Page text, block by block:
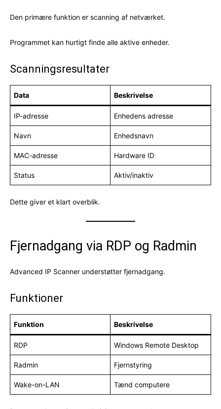
Den primære funktion er scanning af netværket.
Programmet kan hurtigt finde alle aktive enheder.
Scanningsresultater
Data Beskrivelse
IP-adresse Enhedens adresse
Navn Enhedsnavn
MAC-adresse Hardware ID
Status Aktiv/inaktiv
Dette giver et klart overblik.
Fjernadgang via RDP og Radmin
Advanced IP Scanner understøtter fjernadgang.
Funktioner
Funktion Beskrivelse
RDP Windows Remote Desktop
Radmin Fjernstyring
Wake-on-LAN Tænd computere